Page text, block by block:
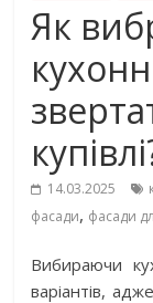
Як
14.03.2025
фасади, фасади
Вибираючи
варіантів,